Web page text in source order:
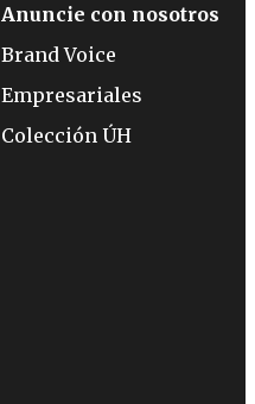
Anuncie con nosotros
Brand Voice
Empresariales
Colección ÚH